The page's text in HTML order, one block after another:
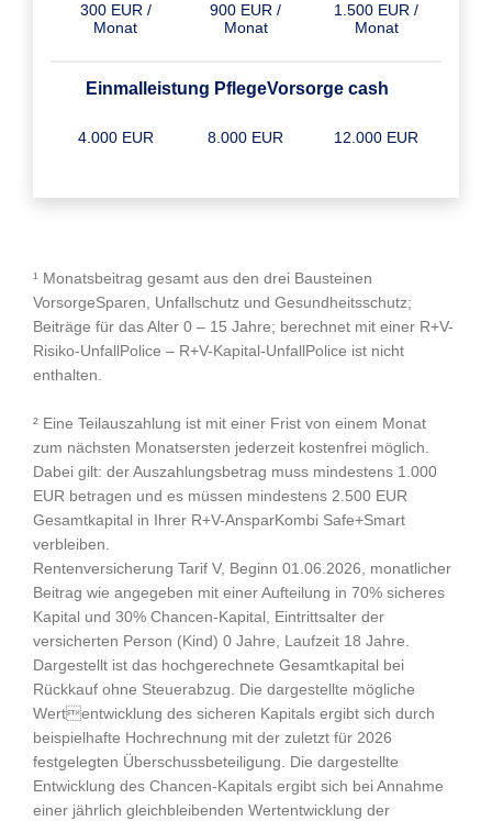
300 EUR /
Monat
900 EUR /
Monat
1.500 EUR /
Monat
Einmalleistung PflegeVorsorge cash
4.000 EUR 8.000 EUR 12.000 EUR
¹ Monatsbeitrag gesamt aus den drei Bausteinen
VorsorgeSparen, Unfallschutz und Gesundheitsschutz;
Beiträge für das Alter 0 – 15 Jahre; berechnet mit einer R+V-
Risiko-UnfallPolice – R+V-Kapital-UnfallPolice ist nicht
enthalten.
² Eine Teilauszahlung ist mit einer Frist von einem Monat
zum nächsten Monatsersten jederzeit kostenfrei möglich.
Dabei gilt: der Auszahlungsbetrag muss mindestens 1.000
EUR betragen und es müssen mindestens 2.500 EUR
Gesamtkapital in Ihrer R+V-AnsparKombi Safe+Smart
verbleiben.
Rentenversicherung Tarif V, Beginn 01.06.2026, monatlicher
Beitrag wie angegeben mit einer Aufteilung in 70% sicheres
Kapital und 30% Chancen-Kapital, Eintrittsalter der
versicherten Person (Kind) 0 Jahre, Laufzeit 18 Jahre.
Dargestellt ist das hochgerechnete Gesamtkapital bei
Rückkauf ohne Steuerabzug. Die dargestellte mögliche
Wertentwicklung des sicheren Kapitals ergibt sich durch
beispielhafte Hochrechnung mit der zuletzt für 2026
festgelegten Überschussbeteiligung. Die dargestellte
Entwicklung des Chancen-Kapitals ergibt sich bei Annahme
einer jährlich gleichbleibenden Wertentwicklung der